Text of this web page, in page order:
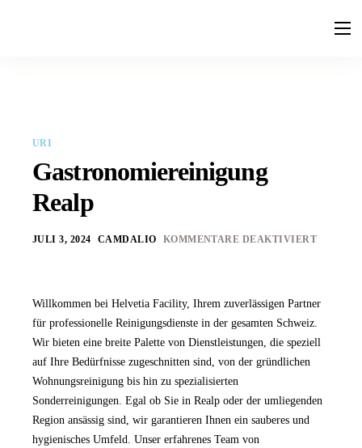
URI
Gastronomiereinigung
Realp
JULI 3, 2024 CAMDALIO KOMMENTARE DEAKTIVIERT
Willkommen bei Helvetia Facility, Ihrem zuverlässigen Partner
für professionelle Reinigungsdienste in der gesamten Schweiz.
Wir bieten eine breite Palette von Dienstleistungen, die speziell
auf Ihre Bedürfnisse zugeschnitten sind, von der gründlichen
Wohnungsreinigung bis hin zu spezialisierten
Sonderreinigungen. Egal ob Sie in Realp oder der umliegenden
Region ansässig sind, wir garantieren Ihnen ein sauberes und
hygienisches Umfeld. Unser erfahrenes Team von